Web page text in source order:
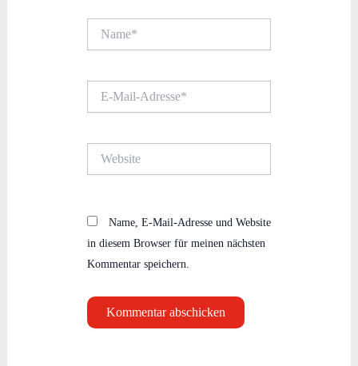
Mail-
Name, E-Mail-Adresse und Website
in diesem Browser für meinen nächsten
Kommentar speichern.